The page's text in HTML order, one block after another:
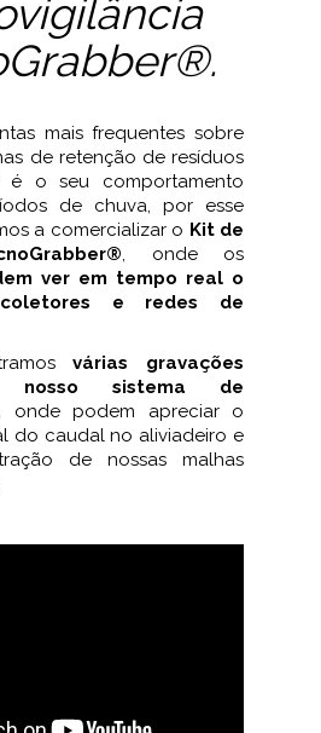
mais frequentes sobre
de retenção de resíduos
é o seu comportamento
de chuva, por esse
a comercializar o Kit de
, onde os
ver em tempo real o
e redes de
várias gravações
sistema de
onde podem apreciar o
do caudal no aliviadeiro e
de nossas malhas